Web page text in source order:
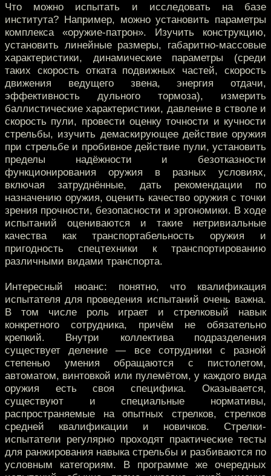
Что можно испытать и исследовать на базе
института? Например, можно установить параметры
комплекса «оружие-патрон». Изучить конструкцию,
установить линейные размеры, габаритно-массовые
характеристики, динамические параметры (среди
таких скорость отката подвижных частей, скорость
движения ведущего звена, энергия отдачи,
эффективность дульного тормоза), измерить
баллистические характеристики, давление в стволе и
скорость пули, провести оценку точности и кучности
стрельбы, изучить демаскирующее действие оружия
при стрельбе и пробивное действие пули, установить
пределы надёжности и безотказности
функционирования оружия в разных условиях,
включая затруднённые, дать рекомендации по
назначению оружия, оценить качество оружия с точки
зрения прочности, безопасности и эргономики. В ходе
испытаний оцениваются и такие нетривиальные
качества как транспортабельность оружия и
пригодность спецтехники к транспортированию
различными видами транспорта.
Интересный нюанс: понятно, что квалификация
испытателя для проведения испытаний очень важна.
В том числе роль играет и стрелковый навык
конкретного сотрудника, причём не обязательно
крепкий. Внутри коллектива подразделения
существует деление — все сотрудники с разной
степенью умения обращаются с пистолетом,
автоматом, винтовкой или пулемётом, у каждого вида
оружия есть своя специфика. Оказывается,
существуют и специальные нормативы,
распространяемые на опытных стрелков, стрелков
средней квалификации и новичков. Стрелки-
испытатели регулярно проходят практические тесты
для ранжирования навыка стрельбы и разбиваются по
условным категориям. В программе же очередных